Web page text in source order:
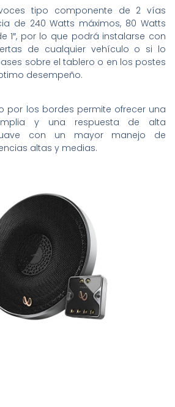
tipo componente de 2 vías
de 240 Watts máximos, 80 Watts
1″, por lo que podrá instalarse con
de cualquier vehículo o si lo
sobre el tablero o en los postes
desempeño.
por los bordes permite ofrecer una
y una respuesta de alta
con un mayor manejo de
altas y medias.